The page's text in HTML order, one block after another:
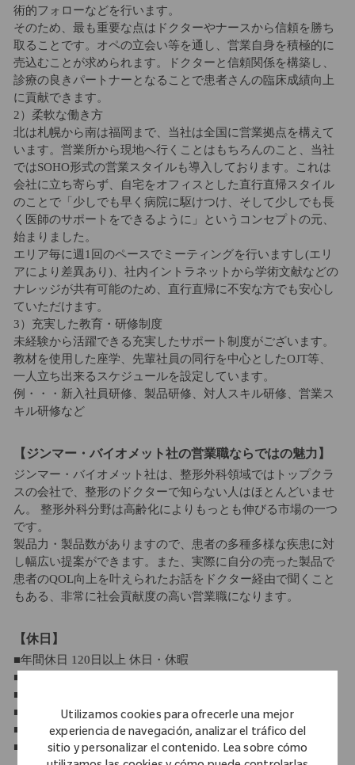
Utilizamos cookies para ofrecerle una mejor
experiencia de navegación, analizar el tráfico del
sitio y personalizar el contenido. Lea sobre cómo
術的フォローなどを行います。
そのため、最も重要な点はドクターやナースから信頼を勝ち
取ることです。オペの立会い等を通し、営業自身を積極的に
売込むことが求められます。ドクターと信頼関係を構築し、
診療の良きパートナーとなることで患者さんの臨床成績向上
に貢献できます。
2）柔軟な働き方
北は札幌から南は福岡まで、当社は全国に営業拠点を構えて
います。営業所から現地へ行くことはもちろんのこと、当社
ではSOHO形式の営業スタイルも導入しております。これは
会社に立ち寄らず、自宅をオフィスとした直行直帰スタイル
のことで「少しでも早く病院に駆けつけ、そして少しでも長
く医師のサポートをできるように」というコンセプトの元、
始まりました。
エリア毎に週1回のペースでミーティングを行いますし(エリ
アにより差異あり)、社内イントラネットから学術文献などの
ナレッジが共有可能のため、直行直帰に不安な方でも安心し
ていただけます。
3）充実した教育・研修制度
未経験から活躍できる充実したサポート制度がございます。
教材を使用した座学、先輩社員の同行を中心としたOJT等、
一人立ち出来るスケジュールを設定しています。
例・・・新入社員研修、製品研修、対人スキル研修、営業ス
キル研修など
【ジンマー・バイオメット社の営業職ならではの魅力】
ジンマー・バイオメット社は、整形外科領域ではトップクラ
スの会社で、整形のドクターで知らない人はほとんどいませ
ん。 整形外科分野は高齢化によりもっとも伸びる市場の一つ
です。
製品力・製品数がありますので、患者の多種多様な疾患に対
し幅広い提案ができます。また、実際に自分の売った製品で
患者のQOL向上を叶えられたお話をドクター経由で聞くこと
もある、非常に社会貢献度の高い営業職になります。
【休日】
■年間休日 120日以上 休日・休暇
■週休2日制
■祝日休み
■年末年始休暇
■有給休暇（10日～21日）
■産休・育休制度